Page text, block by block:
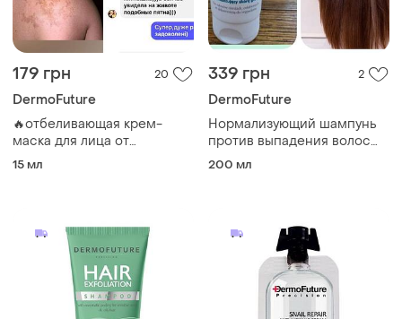
179 грн 20
DermoFuture
🔥отбеливающая крем-
маска для лица от
пигментации dermofuture
15 мл
339 грн 2
DermoFuture
Нормализующий шампунь
против выпадения волос
dermofuture livesta ливеста
200 мл